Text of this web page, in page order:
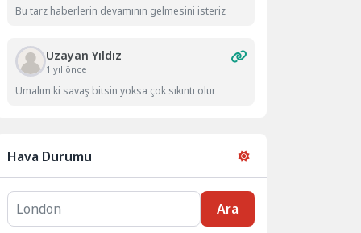
Bu tarz haberlerin devamının gelmesini isteriz
Uzayan Yıldız
1 yıl önce
Umalım ki savaş bitsin yoksa çok sıkıntı olur
Hava Durumu
Ara